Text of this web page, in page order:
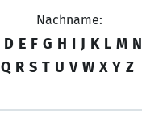
Nachname:
D E F G H I J K L M N
Q R S T U V W X Y Z